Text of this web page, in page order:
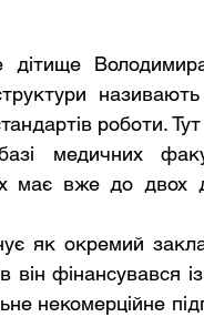
дітище
роботи.
медичних
має вже до двох
як окремий
він фінансувався
некомерційне